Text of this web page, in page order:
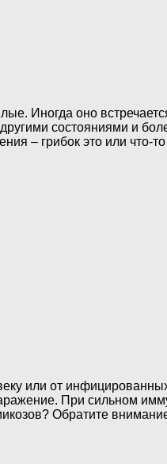
Иногда оно
состояниями и
– грибок это или что-то
или от
При сильном
Обратите